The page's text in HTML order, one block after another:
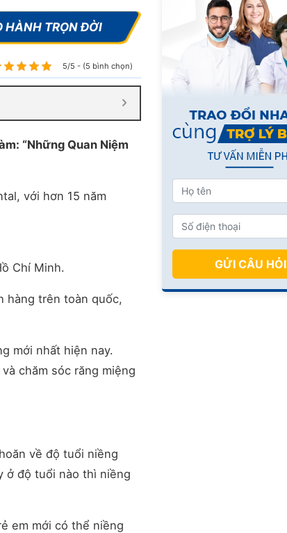
5/5 - (5 bình chọn)
“Những Quan Niệm
với hơn 15 năm
Chí Minh.
hàng trên toàn quốc,
mới nhất hiện nay.
chăm sóc răng miệng
về độ tuổi niềng
ở độ tuổi nào thì niềng
em mới có thể niềng
GỬI CÂU HỎI